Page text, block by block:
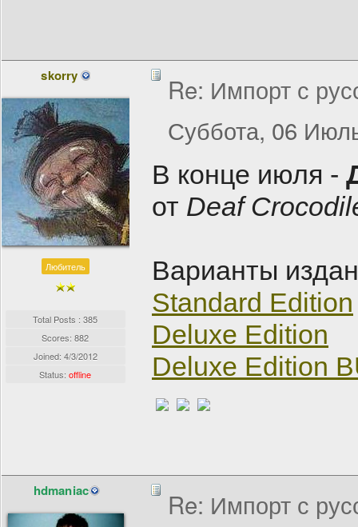
skorry
Любитель
Total Posts : 385
Scores: 882
Joined: 4/3/2012
Status:offline
Re: Импорт с
Суббота, 06
В конце июля -
от Deaf
Варианты
Standard Edition
Deluxe Edition
Deluxe Edition
hdmaniac
Re: Импорт с